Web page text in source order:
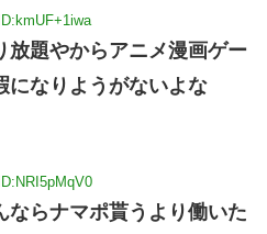
放題やからアニメ漫画ゲー
になりようがないよな
ならナマポ貰うより働いた